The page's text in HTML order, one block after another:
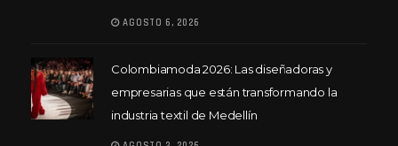
AGOSTO 6, 2026
Colombiamoda 2026: Las diseñadoras y
empresarias que están transformando la
industria textil de Medellín